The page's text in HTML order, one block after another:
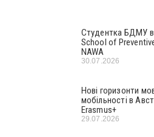
Студентка БДМУ
School of
NAWA
30.07.2026
Нові горизонти
мобільності в
Erasmus+
29.07.2026